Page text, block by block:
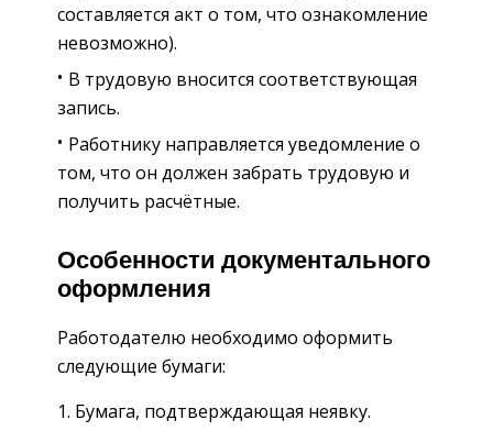
составляется акт о том, что ознакомление
невозможно).
В трудовую вносится соответствующая
запись.
Работнику направляется уведомление о
том, что он должен забрать трудовую и
получить расчётные.
Особенности документального
оформления
Работодателю необходимо оформить
следующие бумаги:
Бумага, подтверждающая неявку.